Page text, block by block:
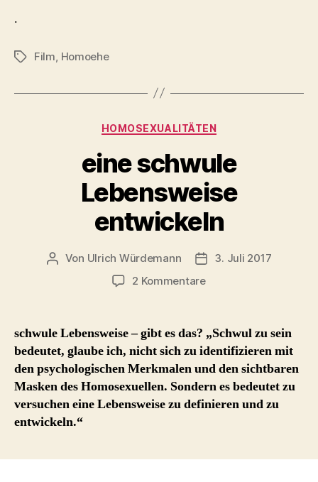
.
Schlagwörter
Film Homoehe
Kategorien
HOMOSEXUALITÄTEN
eine schwule
Lebensweise
entwickeln
Beitragsautor
Von Ulrich Würdemann Beitragsdatum
3. Juli 2017
2 Kommentarezu
Lebensweise
entwickeln
schwule Lebensweise – gibt es das? „Schwul zu sein
bedeutet, glaube ich, nicht sich zu identifizieren mit
den psychologischen Merkmalen und den sichtbaren
Masken des Homosexuellen. Sondern es bedeutet zu
versuchen eine Lebensweise zu definieren und zu
entwickeln.“